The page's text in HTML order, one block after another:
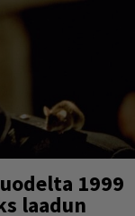
1999
laadun